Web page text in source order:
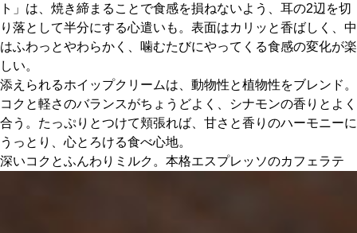
ト」は、焼き締まることで食感を損ねないよう、耳の2辺を切
り落として半分にする心遣いも。表面はカリッと香ばしく、中
はふわっとやわらかく、噛むたびにやってくる食感の変化が楽
しい。
添えられるホイップクリームは、動物性と植物性をブレンド。
コクと軽さのバランスがちょうどよく、シナモンの香りとよく
合う。たっぷりとつけて頬張れば、甘さと香りのハーモニーに
うっとり、心とろける食べ心地。
深いコクとふんわりミルク。本格エスプレッソのカフェラテ